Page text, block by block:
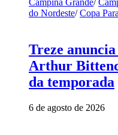
do Nordeste/ Copa
Treze
Arthur
da temporada
6 de agosto de 2026